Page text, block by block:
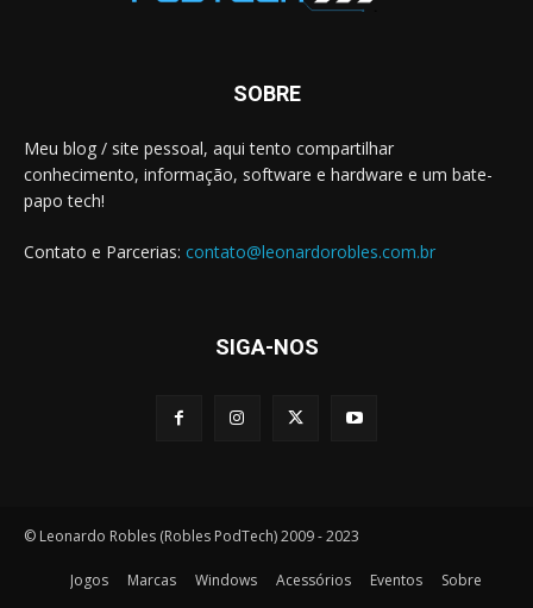
SOBRE
Meu blog / site pessoal, aqui tento compartilhar
conhecimento, informação, software e hardware e um bate-
papo tech!
Contato e Parcerias: contato@leonardorobles.com.br
SIGA-NOS
© Leonardo Robles (Robles PodTech) 2009 - 2023
Jogos Marcas Windows Acessórios Eventos Sobre